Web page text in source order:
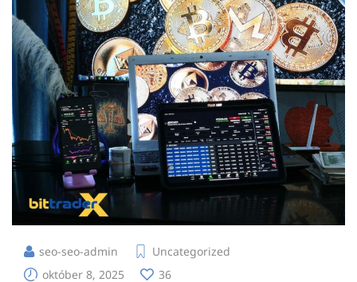
seo-seo-admin
Uncategorized
október 8, 2025
36